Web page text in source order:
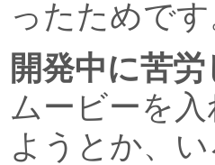
ったためです
開発中に苦
ムービーを
ようとか、